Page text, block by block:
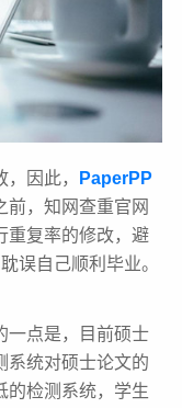
因此，
PaperPP
前，知网查重官网
重复率的修改，避
误自己顺利毕业。
一点是，目前硕士
系统对硕士论文的
的检测系统，学生